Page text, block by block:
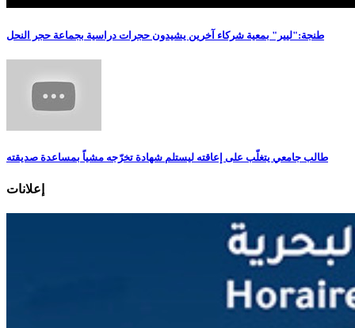
طنجة:"ليير" بمعية شركاء آخرين يشيدون حجرات دراسية بجماعة حجر النحل
طالب جامعي يتغلّب على إعاقته ليستلم شهادة تخرّجه مشياً بمساعدة صديقته
إعلانات